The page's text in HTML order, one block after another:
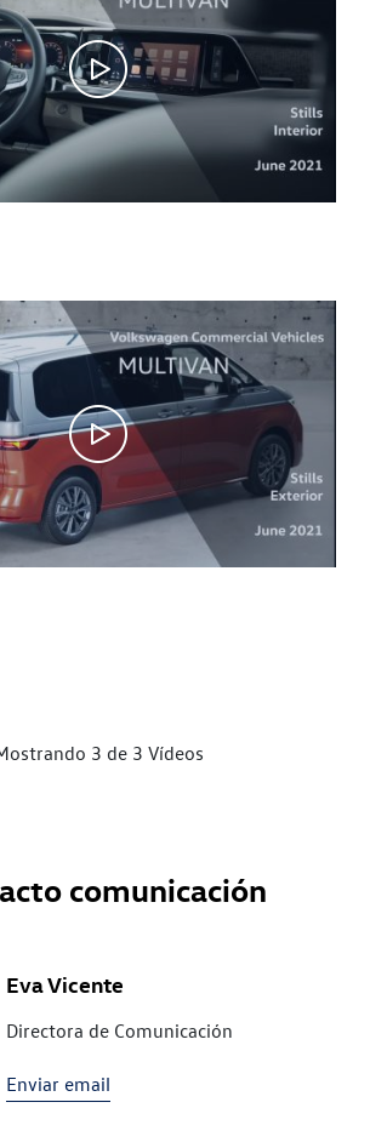
3 de 3 Vídeos
comunicación
Eva Vicente
Directora de Comunicación
Enviar email